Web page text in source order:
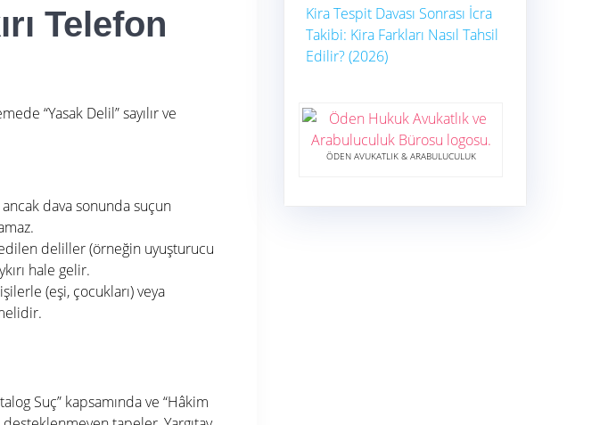
Telefon
“Yasak Delil” sayılır ve
ancak dava sonunda suçun
.
deliller (örneğin uyuşturucu
hale gelir.
(eşi, çocukları) veya
.
Suç” kapsamında ve “Hâkim
Kira Tespit Davası Sonrası İcra
Takibi: Kira Farkları Nasıl Tahsil
Edilir? (2026)
ÖDEN AVUKATLIK & ARABULUCULUK